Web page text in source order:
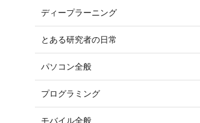
ディープラーニング
とある研究者の日常
パソコン全般
プログラミング
モバイル全般